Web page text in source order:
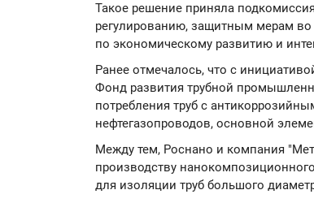
Такое решение приняла
регулированию, защитным мерам
по экономическому развитию и
Ранее отмечалось, что с
Фонд развития трубной
потребления труб с
нефтегазопроводов, основной
Между тем, Роснано и компания
производству
для изоляции труб большого